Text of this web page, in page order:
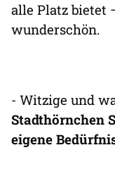
alle Platz bietet
wunderschön.
- Witzige und
Stadthörnchen
eigene